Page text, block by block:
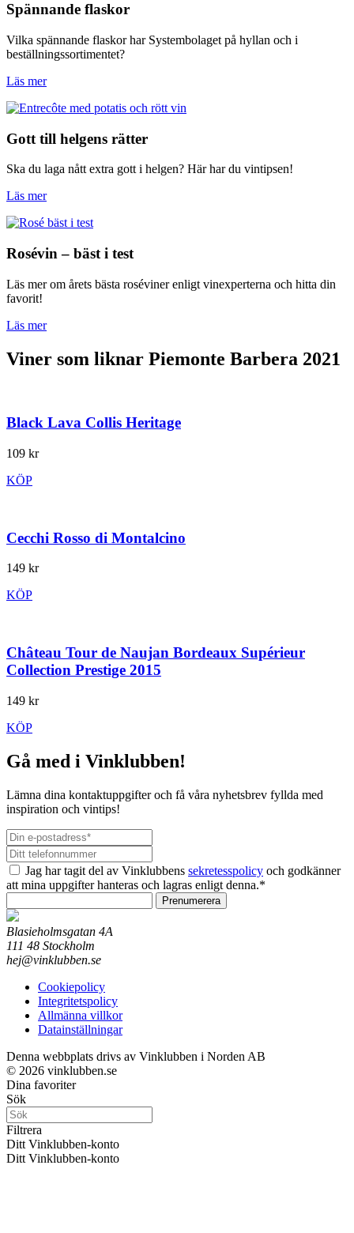
Spännande flaskor
Vilka spännande flaskor har Systembolaget på hyllan och i
beställningssortimentet?
Läs mer
Gott till helgens rätter
Ska du laga nått extra gott i helgen? Här har du vintipsen!
Läs mer
Rosévin – bäst i test
Läs mer om årets bästa roséviner enligt vinexperterna och hitta din
favorit!
Läs mer
Viner som liknar Piemonte Barbera 2021
Black Lava Collis Heritage
109 kr
KÖP
Cecchi Rosso di Montalcino
149 kr
KÖP
Château Tour de Naujan Bordeaux Supérieur
Collection Prestige 2015
149 kr
KÖP
Gå med i Vinklubben!
Lämna dina kontaktuppgifter och få våra nyhetsbrev fyllda med
inspiration och vintips!
Jag har tagit del av Vinklubbens sekretesspolicy och godkänner
att mina uppgifter hanteras och lagras enligt denna.*
Prenumerera
Blasieholmsgatan 4A
111 48 Stockholm
hej@vinklubben.se
Cookiepolicy
Integritetspolicy
Allmänna villkor
Datainställningar
Denna webbplats drivs av Vinklubben i Norden AB
© 2026 vinklubben.se
Dina favoriter
Sök
Filtrera
Ditt Vinklubben-konto
Ditt Vinklubben-konto